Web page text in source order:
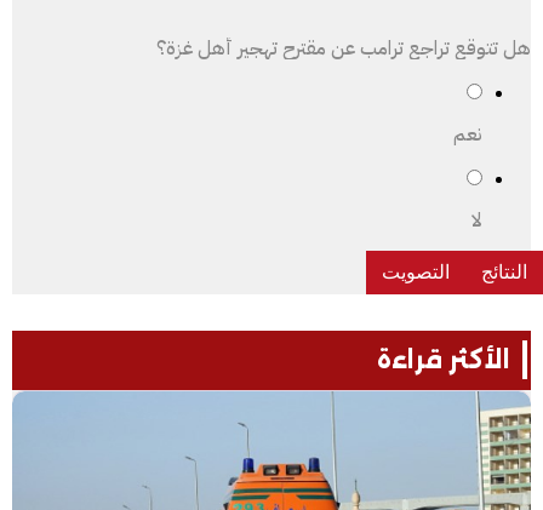
هل تتوقع تراجع ترامب عن مقترح تهجير أهل غزة؟
نعم
لا
الأكثر قراءة